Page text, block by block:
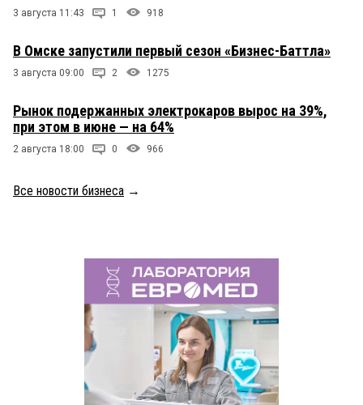
3 августа 11:43 1 918
В Омске запустили первый сезон «Бизнес-Баттла»
3 августа 09:00 2 1275
Рынок подержанных электрокаров вырос на 39%,
при этом в июне — на 64%
2 августа 18:00 0 966
Все новости бизнеса →